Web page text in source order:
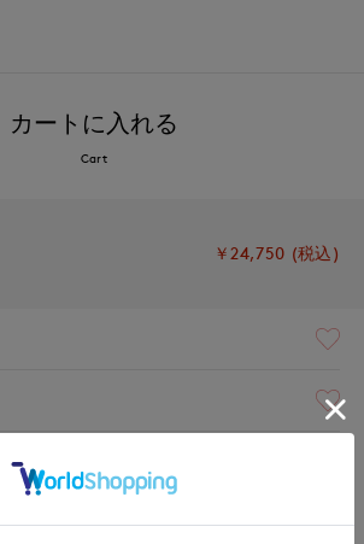
カートに入れる
Cart
￥24,750 (税込)